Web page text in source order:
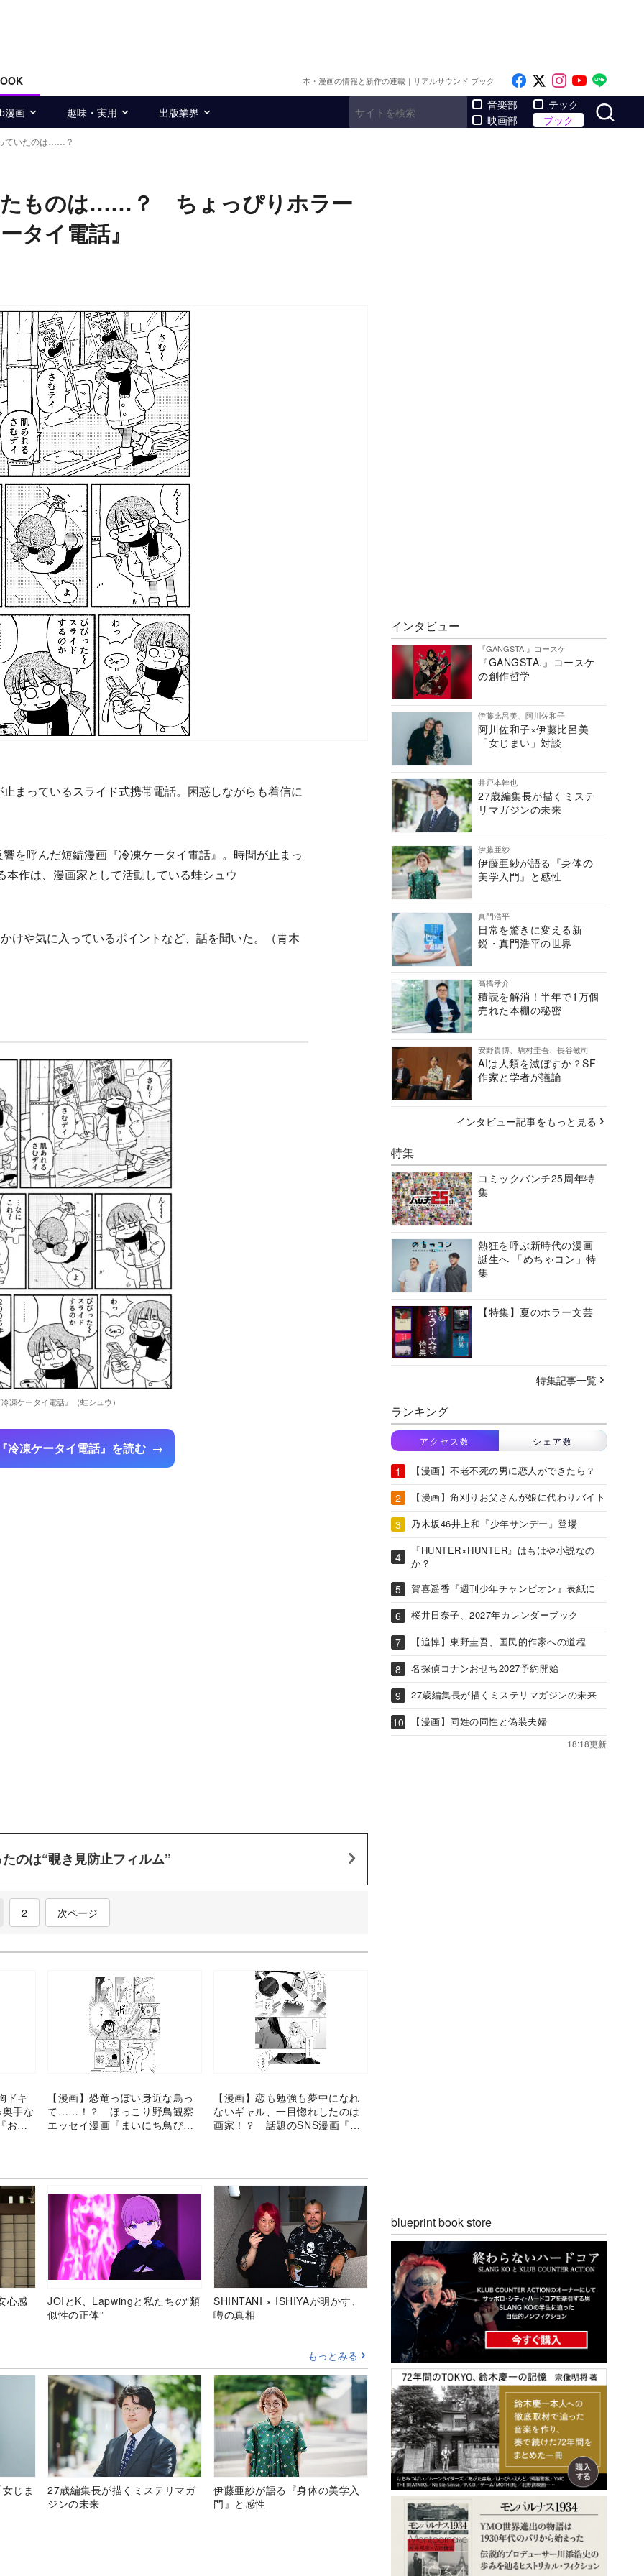
本・漫画の情報と新作の連載｜リアルサウンド ブック Like on Facebook
Follow on x
Follow on
Follow
漫画 趣味・実用 出版業界
音楽部
映画部
テック
ブック
ていたのは……？
たものは……？ ちょっぴりホラー
タイ電話』
まっているスライド式携帯電話。困惑しながらも着信に
呼んだ短編漫画『冷凍ケータイ電話』。時間が止まっ
作は、漫画家として活動している蛙シュウ
や気に入っているポイントなど、話を聞いた。（青木
凍ケータイ電話』（蛙シュウ）
冷凍ケータイ電話』を読む
のは“覗き見防止フィルム”
2 次ページ
ドキ
手な
おさ
【漫画】恐竜っぽい身近な鳥っ
て……！？ ほっこり野鳥観察
エッセイ漫画『まいにち鳥びよ
【漫画】恋も勉強も夢中になれ
ないギャル、一目惚れしたのは
画家！？ 話題のSNS漫画『奏
心感
JOIとK、Lapwingと私たちの“類
似性の正体”
SHINTANI × ISHIYAが明かす、
噂の真相
もっとみる
じま
27歳編集長が描くミステリマガ
ジンの未来
伊藤亜紗が語る『身体の美学入
門』と感性
インタビュー
『GANGSTA.』コースケ
『GANGSTA.』コースケ
の創作哲学
伊藤比呂美、阿川佐和子
阿川佐和子×伊藤比呂美
「女じまい」対談
井戸本幹也
27歳編集長が描くミステ
リマガジンの未来
伊藤亜紗
伊藤亜紗が語る『身体の
美学入門』と感性
真門浩平
日常を驚きに変える新
鋭・真門浩平の世界
高橋孝介
積読を解消！半年で1万個
売れた本棚の秘密
安野貴博、駒村圭吾、長谷敏司
AIは人類を滅ぼすか？SF
作家と学者が議論
インタビュー記事をもっと見る
特集
コミックバンチ25周年特
集
熱狂を呼ぶ新時代の漫画
誕生へ 「めちゃコン」特
集
【特集】夏のホラー文芸
特集記事一覧
ランキング
アクセス数 シェア数
【漫画】不老不死の男に恋人ができたら？
【漫画】角刈りお父さんが娘に代わりバイト
乃木坂46井上和『少年サンデー』登場
『HUNTER×HUNTER』はもはや小説なの
か？
賀喜遥香『週刊少年チャンピオン』表紙に
桜井日奈子、2027年カレンダーブック
【追悼】東野圭吾、国民的作家への道程
名探偵コナンおせち2027予約開始
27歳編集長が描くミステリマガジンの未来
【漫画】同姓の同性と偽装夫婦
18:18更新
blueprint book store